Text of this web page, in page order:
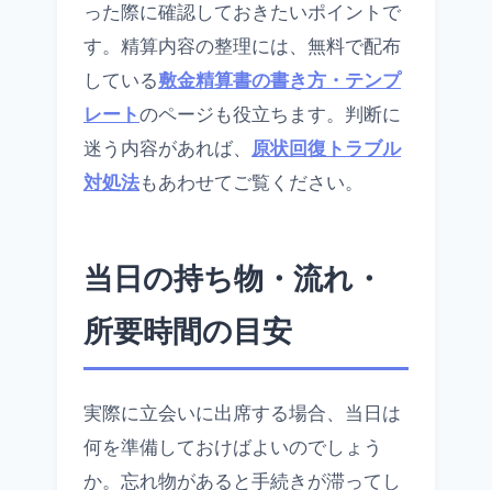
った際に確認しておきたいポイントで
す。精算内容の整理には、無料で配布
している敷金精算書の書き方・テンプ
レートのページも役立ちます。判断に
迷う内容があれば、
原状回復トラブル
対処法もあわせてご覧ください。
当日の持ち物・流れ・
所要時間の目安
実際に立会いに出席する場合、当日は
何を準備しておけばよいのでしょう
か。忘れ物があると手続きが滞ってし